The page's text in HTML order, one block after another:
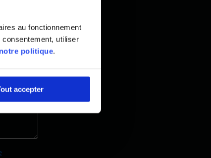
au fonctionnement
consentement, utiliser
notre politique.
accepter